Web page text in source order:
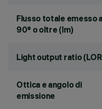
Flusso totale emesso
90° o oltre (lm)
Light output ratio
Ottica e angolo di
emissione